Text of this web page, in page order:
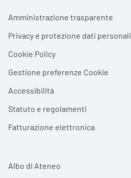
Footer menu
Amministrazione trasparente
Privacy e protezione dati personali
Cookie Policy
Gestione preferenze Cookie
Accessibilità
Statuto e regolamenti
Fatturazione elettronica
Albo di Ateneo